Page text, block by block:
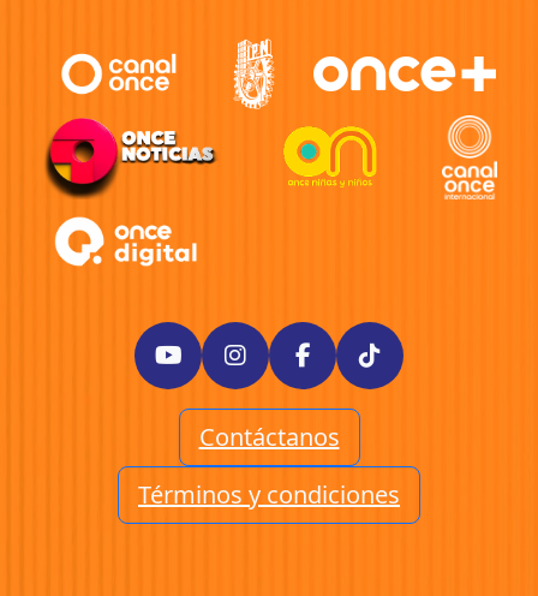
Contáctanos
Términos y condiciones